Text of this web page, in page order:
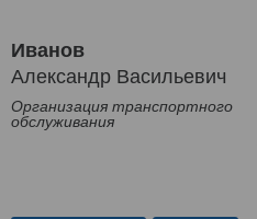
Иванов
Александр Васильевич
Организация транспортного
обслуживания